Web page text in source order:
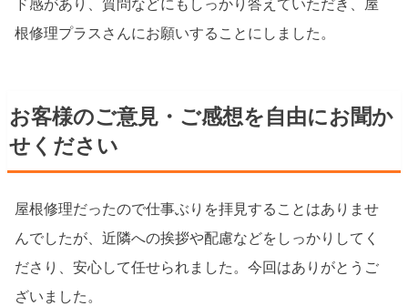
ド感があり、質問などにもしっかり答えていただき、屋
根修理プラスさんにお願いすることにしました。
お客様のご意見・ご感想を自由にお聞か
せください
屋根修理だったので仕事ぶりを拝見することはありませ
んでしたが、近隣への挨拶や配慮などをしっかりしてく
ださり、安心して任せられました。今回はありがとうご
ざいました。